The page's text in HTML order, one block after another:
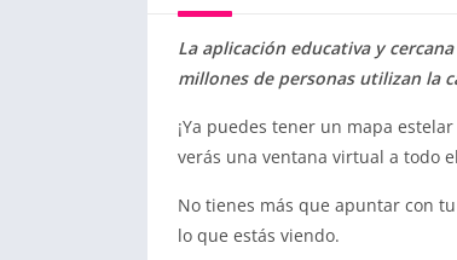
La aplicación educativa y
millones de personas utilizan la
¡Ya puedes tener un mapa
verás una ventana virtual a todo
No tienes más que apuntar con
lo que estás viendo.